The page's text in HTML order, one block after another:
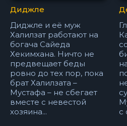
Диджле
Диджле и её муж
Халилзат работают на
богача Сайеда
Хекимхана. Ничто не
предвещает беды
ровно до тех пор, пока
брат Халилзата –
Мустафа – не сбегает
вместе с невестой
хозяина...
с